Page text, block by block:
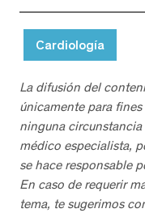
Cardiología
La difusión del
únicamente para
ninguna
médico especialista,
se hace responsable
En caso de requerir
tema, te sugerimos